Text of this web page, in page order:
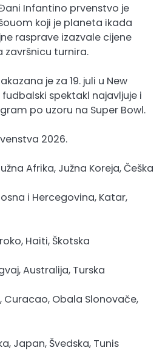
Infantino prvenstvo je
koji je planeta ikada
rasprave izazvale cijene
završnicu turnira.
je za 19. juli u New
fudbalski spektakl najavljuje i
po uzoru na Super Bowl.
2026.
Afrika, Južna Koreja, Češka
i Hercegovina, Katar,
Haiti, Škotska
Australija, Turska
Curacao, Obala Slonovače,
Japan, Švedska, Tunis